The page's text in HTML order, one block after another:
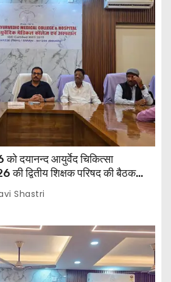
दयानन्द आयुर्वेद चिकित्सा
की द्वितीय शिक्षक परिषद की बैठक
बैठक मे महाविद्यालय सभी
हुए।
Shastri